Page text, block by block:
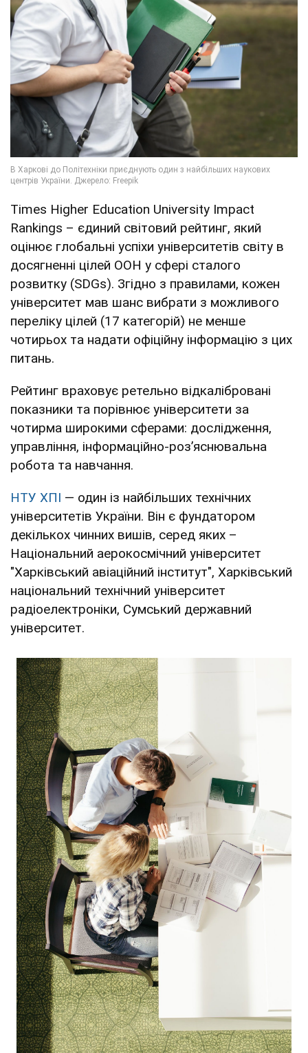
Times Higher Education University Impact
Rankings – єдиний світовий рейтинг, який
оцінює глобальні успіхи університетів світу в
досягненні цілей ООН у сфері сталого
розвитку (SDGs). Згідно з правилами, кожен
університет мав шанс вибрати з можливого
переліку цілей (17 категорій) не менше
чотирьох та надати офіційну інформацію з цих
питань.
Рейтинг враховує ретельно відкалібровані
показники та порівнює університети за
чотирма широкими сферами: дослідження,
управління, інформаційно-роз’яснювальна
робота та навчання.
НТУ ХПІ — один із найбільших технічних
університетів України. Він є фундатором
декількох чинних вишів, серед яких –
Національний аерокосмічний університет
"Харківський авіаційний інститут", Харківський
національний технічний університет
радіоелектроніки, Сумський державний
університет.